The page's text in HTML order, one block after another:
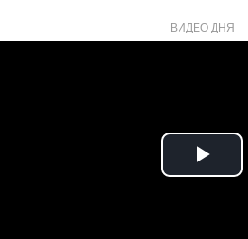
ВИДЕО ДНЯ
Play